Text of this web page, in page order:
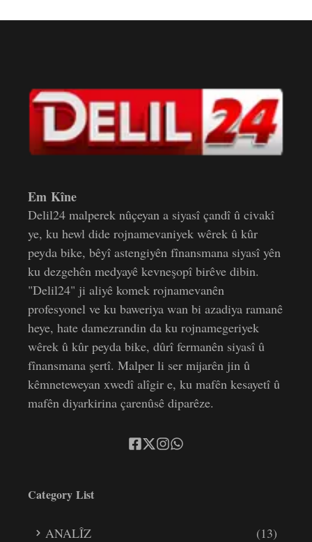
Em Kîne
Delil24 malperek nûçeyan a siyasî çandî û civakî
ye, ku hewl dide rojnamevaniyek wêrek û kûr
peyda bike, bêyî astengiyên fînansmana siyasî yên
ku dezgehên medyayê kevneşopî birêve dibin.
"Delil24" ji aliyê komek rojnamevanên
profesyonel ve ku baweriya wan bi azadiya ramanê
heye, hate damezrandin da ku rojnamegeriyek
wêrek û kûr peyda bike, dûrî fermanên siyasî û
fînansmana şertî. Malper li ser mijarên jin û
kêmneteweyan xwedî alîgir e, ku mafên kesayetî û
mafên diyarkirina çarenûsê diparêze.
Category List
ANALÎZ
(13)